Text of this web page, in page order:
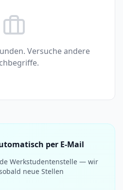
Versuche andere
per E-Mail
Werkstudentenstelle — wir
neue Stellen